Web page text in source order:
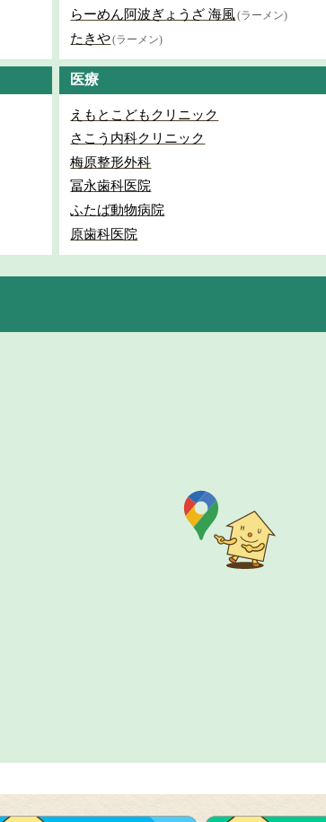
らーめん阿波ぎょうざ 海風(ラーメン)
たきや(ラーメン)
医療
えもとこどもクリニック
さこう内科クリニック
梅原整形外科
冨永歯科医院
ふたば動物病院
原歯科医院